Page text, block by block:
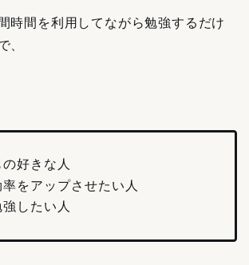
時間を利用してながら勉強するだけ
、
好きな人
をアップさせたい人
したい人